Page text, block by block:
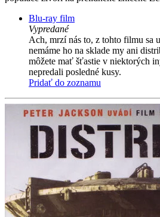
Blu-ray film
Vypredané
Ach, mrzí nás to, z tohto filmu sa
nemáme ho na sklade my ani
môžete mať šťastie v niektorých
nepredali posledné kusy.
Pridať do zoznamu